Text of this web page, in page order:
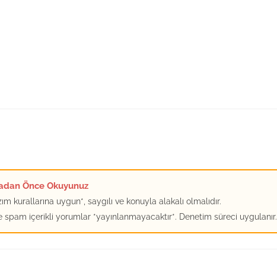
Önce Okuyunuz
kurallarına uygun*, saygılı ve konuyla alakalı olmalıdır.
içerikli yorumlar *yayınlanmayacaktır*. Denetim süreci uygulanır.